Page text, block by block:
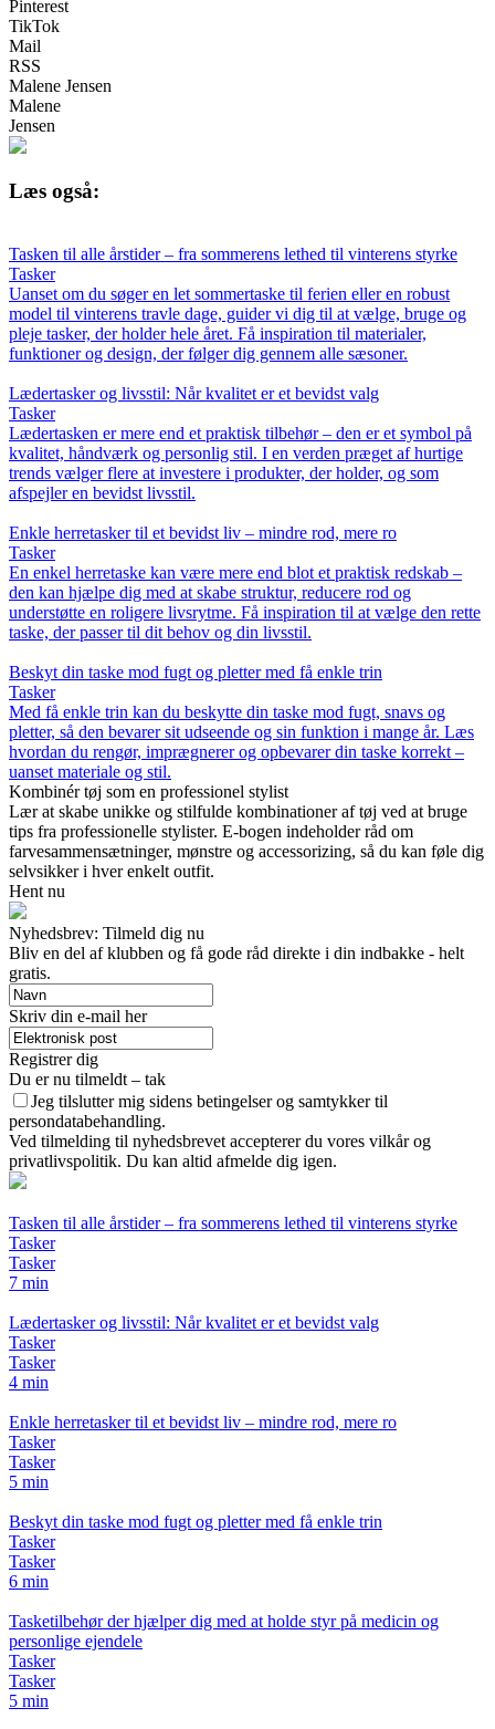
Pinterest
TikTok
Mail
RSS
Malene Jensen
Malene
Jensen
Læs også:
Tasken til alle årstider – fra sommerens lethed til vinterens styrke
Tasker
Uanset om du søger en let sommertaske til ferien eller en robust
model til vinterens travle dage, guider vi dig til at vælge, bruge og
pleje tasker, der holder hele året. Få inspiration til materialer,
funktioner og design, der følger dig gennem alle sæsoner.
Lædertasker og livsstil: Når kvalitet er et bevidst valg
Tasker
Lædertasken er mere end et praktisk tilbehør – den er et symbol på
kvalitet, håndværk og personlig stil. I en verden præget af hurtige
trends vælger flere at investere i produkter, der holder, og som
afspejler en bevidst livsstil.
Enkle herretasker til et bevidst liv – mindre rod, mere ro
Tasker
En enkel herretaske kan være mere end blot et praktisk redskab –
den kan hjælpe dig med at skabe struktur, reducere rod og
understøtte en roligere livsrytme. Få inspiration til at vælge den rette
taske, der passer til dit behov og din livsstil.
Beskyt din taske mod fugt og pletter med få enkle trin
Tasker
Med få enkle trin kan du beskytte din taske mod fugt, snavs og
pletter, så den bevarer sit udseende og sin funktion i mange år. Læs
hvordan du rengør, imprægnerer og opbevarer din taske korrekt –
uanset materiale og stil.
Kombinér tøj som en professionel stylist
Lær at skabe unikke og stilfulde kombinationer af tøj ved at bruge
tips fra professionelle stylister. E-bogen indeholder råd om
farvesammensætninger, mønstre og accessorizing, så du kan føle dig
selvsikker i hver enkelt outfit.
Hent nu
Nyhedsbrev: Tilmeld dig nu
Bliv en del af klubben og få gode råd direkte i din indbakke - helt
gratis.
Skriv din e-mail her
Registrer dig
Du er nu tilmeldt – tak
Jeg tilslutter mig sidens betingelser og samtykker til
persondatabehandling.
Ved tilmelding til nyhedsbrevet accepterer du vores vilkår og
privatlivspolitik. Du kan altid afmelde dig igen.
Tasken til alle årstider – fra sommerens lethed til vinterens styrke
Tasker
Tasker
7 min
Lædertasker og livsstil: Når kvalitet er et bevidst valg
Tasker
Tasker
4 min
Enkle herretasker til et bevidst liv – mindre rod, mere ro
Tasker
Tasker
5 min
Beskyt din taske mod fugt og pletter med få enkle trin
Tasker
Tasker
6 min
Tasketilbehør der hjælper dig med at holde styr på medicin og
personlige ejendele
Tasker
Tasker
5 min